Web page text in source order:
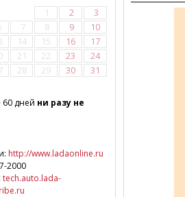
1 2
3
7 8 9
10
14 15 16
17
21 22 23
24
28 29 30 31
60 дней ни разу не
http://www.ladaonline.ru
2000
tech.auto.lada-